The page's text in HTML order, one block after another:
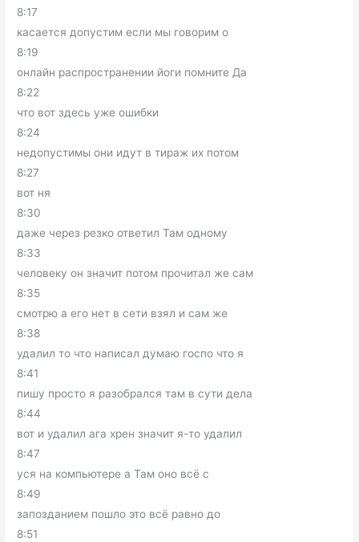
8:17
касается допустим если мы говорим о
8:19
онлайн распространении йоги помните Да
8:22
что вот здесь уже ошибки
8:24
недопустимы они идут в тираж их потом
8:27
вот ня
8:30
даже через резко ответил Там одному
8:33
человеку он значит потом прочитал же сам
8:35
смотрю а его нет в сети взял и сам же
8:38
удалил то что написал думаю госпо что я
8:41
пишу просто я разобрался там в сути дела
8:44
вот и удалил ага хрен значит я-то удалил
8:47
уся на компьютере а Там оно всё с
8:49
запозданием пошло это всё равно до
8:51